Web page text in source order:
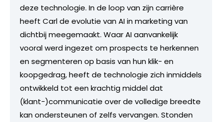
deze technologie. In de loop van zijn carrière
heeft Carl de evolutie van AI in marketing van
dichtbij meegemaakt. Waar AI aanvankelijk
vooral werd ingezet om prospects te herkennen
en segmenteren op basis van hun klik- en
koopgedrag, heeft de technologie zich inmiddels
ontwikkeld tot een krachtig middel dat
(klant-)communicatie over de volledige breedte
kan ondersteunen of zelfs vervangen. Stonden